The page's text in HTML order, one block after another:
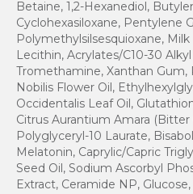
Betaine, 1,2-Hexanediol,
Cyclohexasiloxane, Pentylene
Polymethylsilsesquioxane,
Lecithin, Acrylates/C10-30
Tromethamine, Xanthan
Nobilis Flower Oil,
Occidentalis Leaf Oil,
Citrus Aurantium Amara
Polyglyceryl-10 Laurate,
Melatonin, Caprylic/Capric
Seed Oil, Sodium Ascorbyl
Extract, Ceramide NP,